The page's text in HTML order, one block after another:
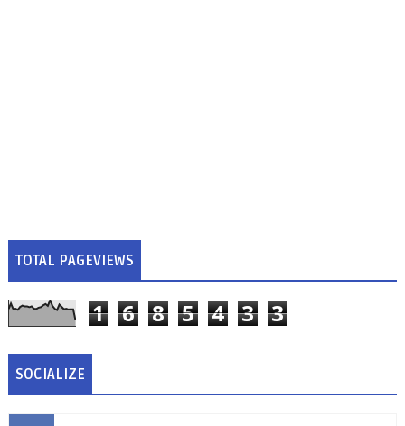
TOTAL PAGEVIEWS
1 6 8 5 4 3 3
SOCIALIZE